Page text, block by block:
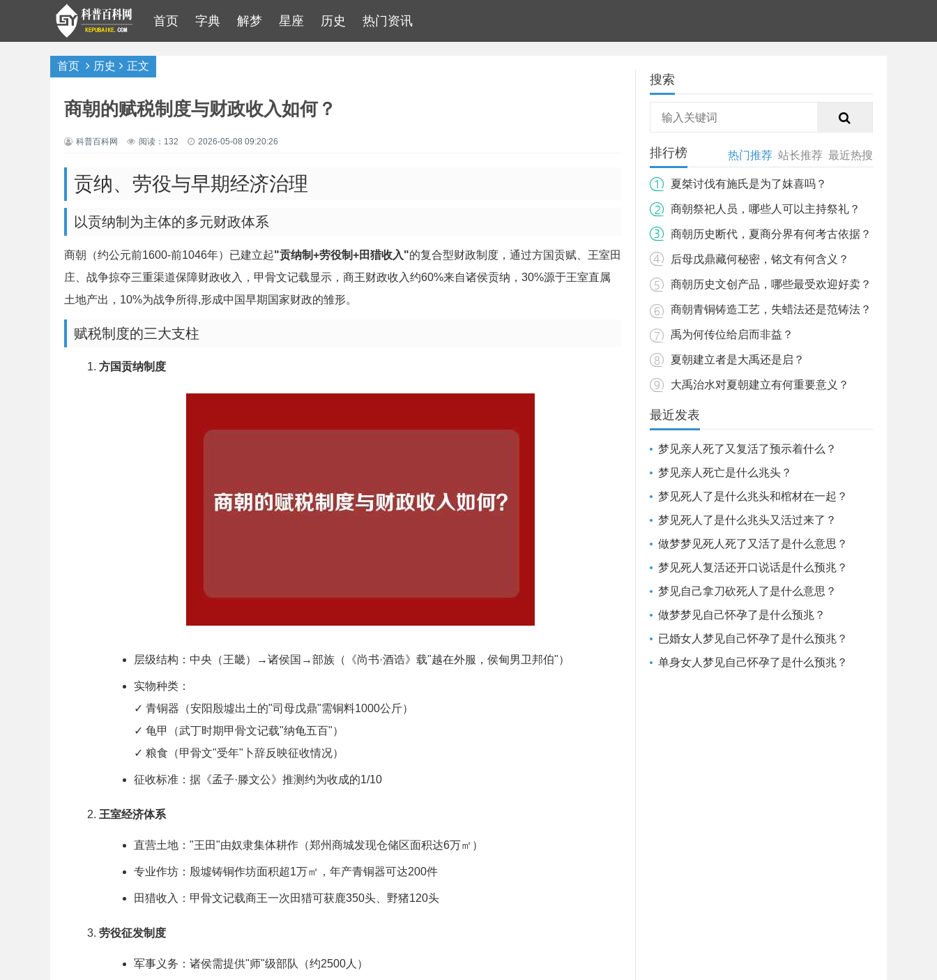
首页 字典 解梦 星座 历史 热门资讯
首页 历史 正文
商朝的赋税制度与财政收入如何？
科普百科网 阅读：132 2026-05-08 09:20:26
贡纳、劳役与早期经济治理
以贡纳制为主体的多元财政体系
商朝（约公元前1600-前1046年）已建立起"贡纳制+劳役制+田猎收入"的复合型财政制度，通过方国贡赋、王室田
庄、战争掠夺三重渠道保障财政收入，甲骨文记载显示，商王财政收入约60%来自诸侯贡纳，30%源于王室直属
土地产出，10%为战争所得,形成中国早期国家财政的雏形。
赋税制度的三大支柱
方国贡纳制度
层级结构：中央（王畿）→诸侯国→部族（《尚书·酒诰》载"越在外服，侯甸男卫邦伯"）
实物种类：
✓ 青铜器（安阳殷墟出土的"司母戊鼎"需铜料1000公斤）
✓ 龟甲（武丁时期甲骨文记载"纳龟五百"）
✓ 粮食（甲骨文"受年"卜辞反映征收情况）
征收标准：据《孟子·滕文公》推测约为收成的1/10
王室经济体系
直营土地："王田"由奴隶集体耕作（郑州商城发现仓储区面积达6万㎡）
专业作坊：殷墟铸铜作坊面积超1万㎡，年产青铜器可达200件
田猎收入：甲骨文记载商王一次田猎可获鹿350头、野猪120头
劳役征发制度
军事义务：诸侯需提供"师"级部队（约2500人）
搜索
排行榜 热门推荐 站长推荐 最近热搜
夏桀讨伐有施氏是为了妺喜吗？
商朝祭祀人员，哪些人可以主持祭礼？
商朝历史断代，夏商分界有何考古依据？
后母戊鼎藏何秘密，铭文有何含义？
商朝历史文创产品，哪些最受欢迎好卖？
商朝青铜铸造工艺，失蜡法还是范铸法？
禹为何传位给启而非益？
夏朝建立者是大禹还是启？
大禹治水对夏朝建立有何重要意义？
最近发表
梦见亲人死了又复活了预示着什么？
梦见亲人死亡是什么兆头？
梦见死人了是什么兆头和棺材在一起？
梦见死人了是什么兆头又活过来了？
做梦梦见死人死了又活了是什么意思？
梦见死人复活还开口说话是什么预兆？
梦见自己拿刀砍死人了是什么意思？
做梦梦见自己怀孕了是什么预兆？
已婚女人梦见自己怀孕了是什么预兆？
单身女人梦见自己怀孕了是什么预兆？